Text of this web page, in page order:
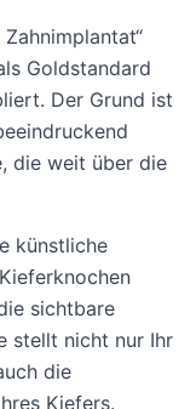
Goldstandard
Der Grund ist
die weit über die
künstliche
sichtbare
stellt nicht nur Ihr
die
Kiefers.